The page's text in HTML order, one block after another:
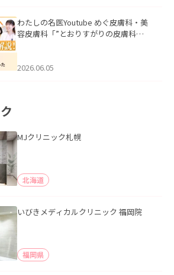
わたしの名医Youtube めぐ皮膚科・美
容皮膚科「”とおりすがりの皮膚科
2026.06.05
MJクリニック札幌
北海道
いびきメディカルクリニック 福岡院
福岡県